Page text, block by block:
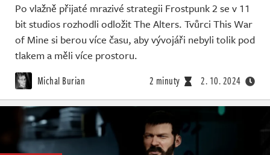
Po vlažně přijaté mrazivé strategii Frostpunk 2 se v 11
bit studios rozhodli odložit The Alters. Tvůrci This War
of Mine si berou více času, aby vývojáři nebyli tolik pod
tlakem a měli více prostoru.
Michal Burian 2 minuty 2. 10. 2024